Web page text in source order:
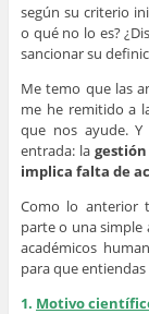
según su criterio
o qué no lo es?
sancionar su
Me temo que las
me he remitido a
que nos ayude.
entrada: la
implica falta de
Como lo anterior
parte o una simple
académicos
para que
1. Motivo